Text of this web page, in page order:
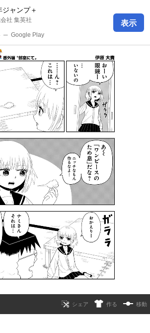
ジャンプ＋
社 集英社
─ Google Play
表示
作る 移動